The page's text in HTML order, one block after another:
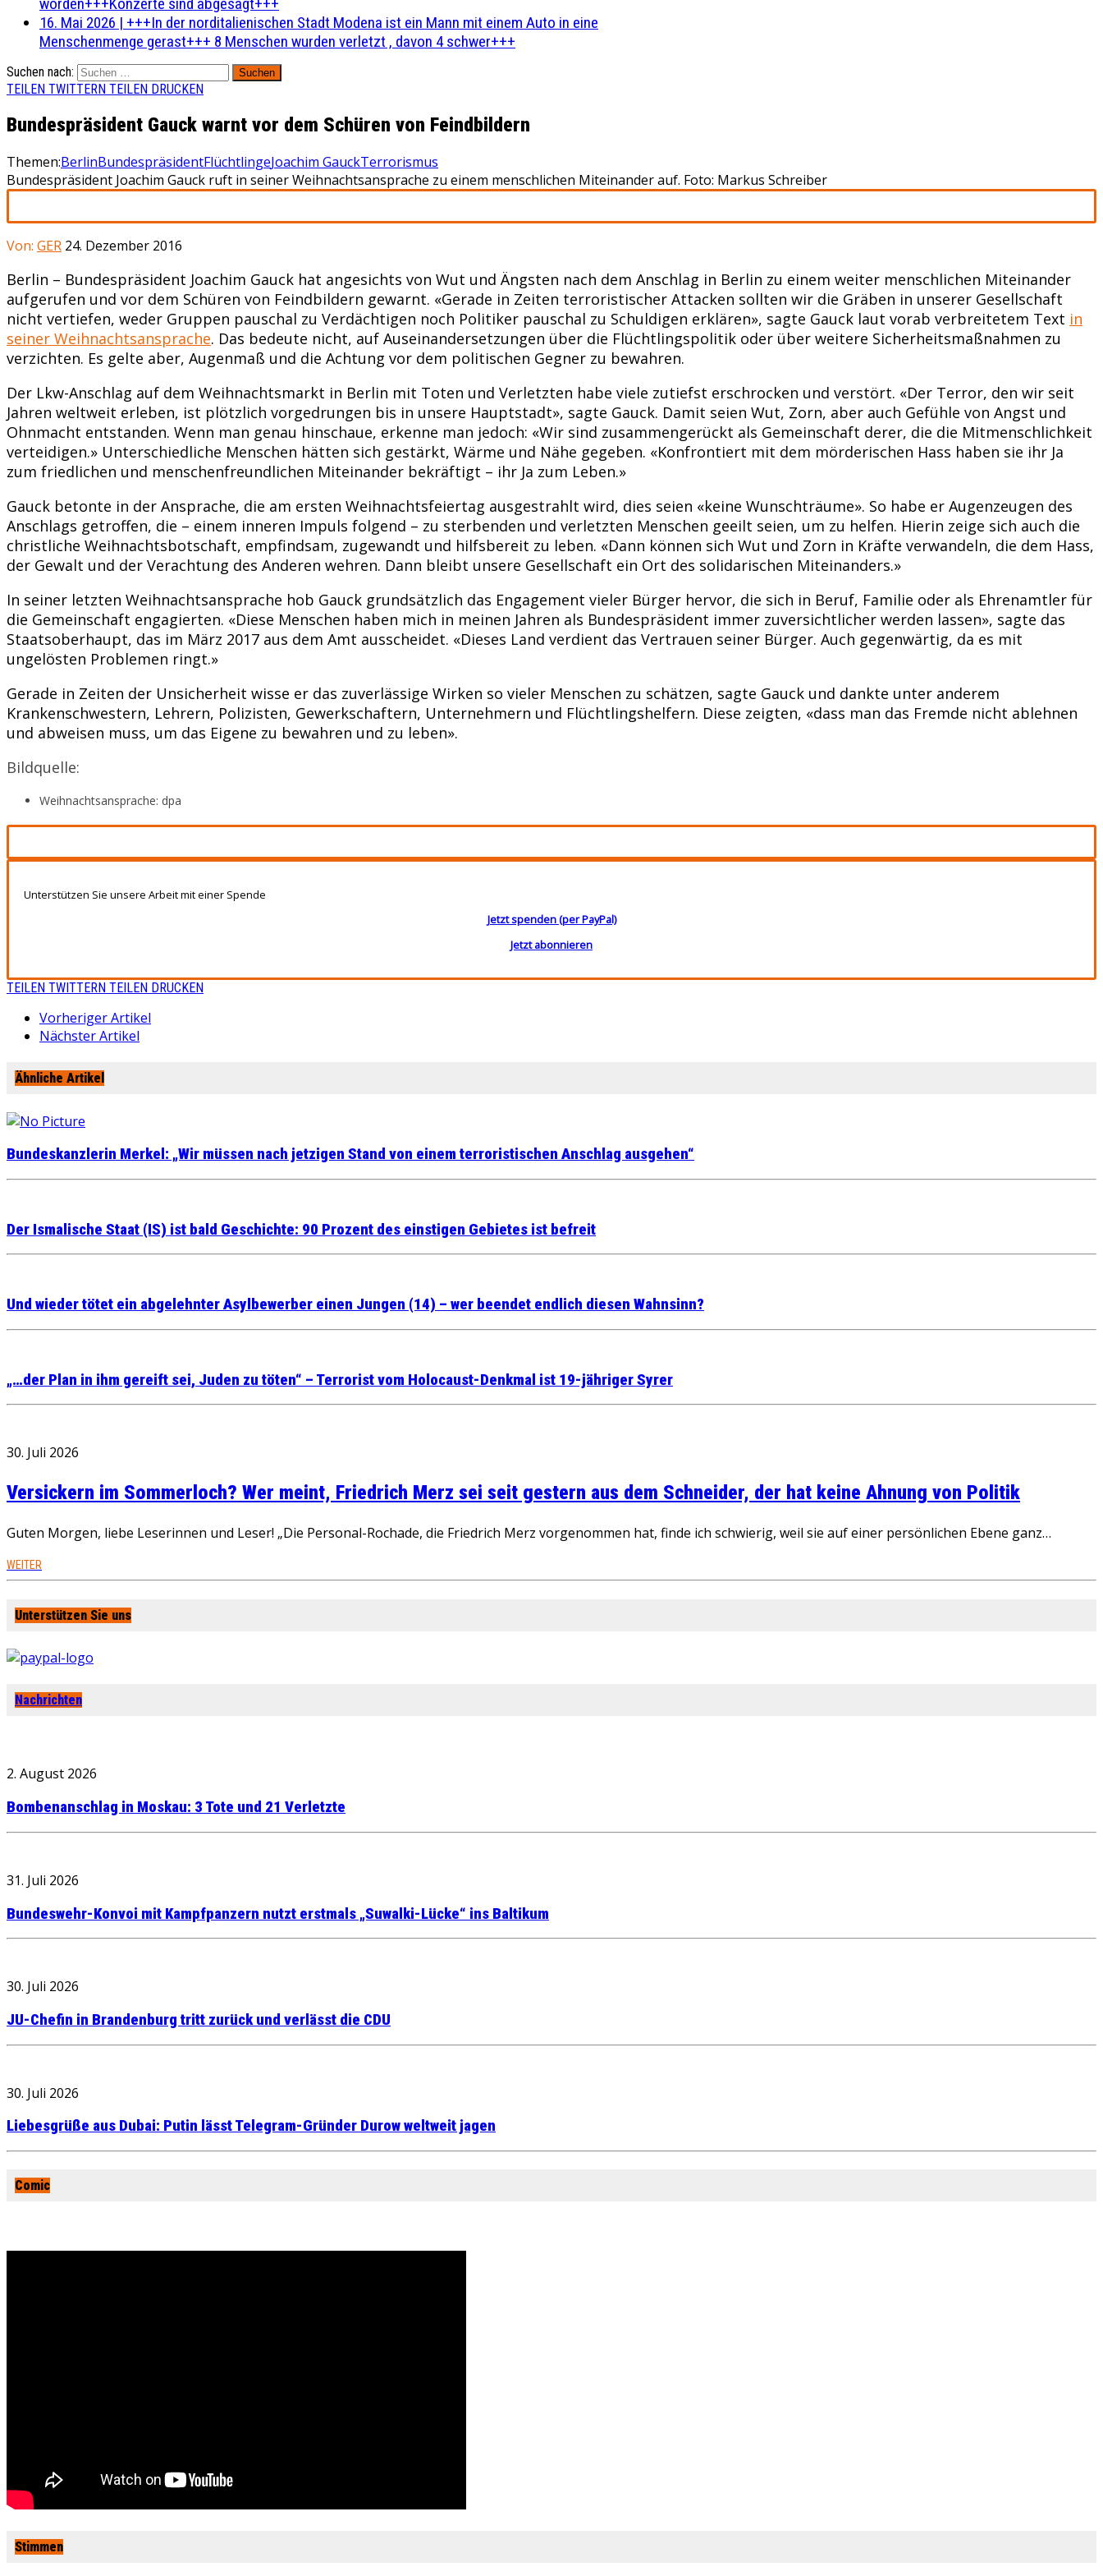
16. Mai 2026 | +++In der norditalienischen Stadt Modena ist ein Mann mit einem Auto in eine
Menschenmenge gerast+++ 8 Menschen wurden verletzt , davon 4 schwer+++
Suchen nach:
TEILEN TWITTERN TEILEN DRUCKEN
Bundespräsident Gauck warnt vor dem Schüren von Feindbildern
Themen:BerlinBundespräsidentFlüchtlingeJoachim GauckTerrorismus
Bundespräsident Joachim Gauck ruft in seiner Weihnachtsansprache zu einem menschlichen Miteinander auf. Foto: Markus Schreiber
Von: GER 24. Dezember 2016
Berlin – Bundespräsident Joachim Gauck hat angesichts von Wut und Ängsten nach dem Anschlag in Berlin zu einem weiter menschlichen Miteinander
aufgerufen und vor dem Schüren von Feindbildern gewarnt. «Gerade in Zeiten terroristischer Attacken sollten wir die Gräben in unserer Gesellschaft
nicht vertiefen, weder Gruppen pauschal zu Verdächtigen noch Politiker pauschal zu Schuldigen erklären», sagte Gauck laut vorab verbreitetem Text in
seiner Weihnachtsansprache. Das bedeute nicht, auf Auseinandersetzungen über die Flüchtlingspolitik oder über weitere Sicherheitsmaßnahmen zu
verzichten. Es gelte aber, Augenmaß und die Achtung vor dem politischen Gegner zu bewahren.
Der Lkw-Anschlag auf dem Weihnachtsmarkt in Berlin mit Toten und Verletzten habe viele zutiefst erschrocken und verstört. «Der Terror, den wir seit
Jahren weltweit erleben, ist plötzlich vorgedrungen bis in unsere Hauptstadt», sagte Gauck. Damit seien Wut, Zorn, aber auch Gefühle von Angst und
Ohnmacht entstanden. Wenn man genau hinschaue, erkenne man jedoch: «Wir sind zusammengerückt als Gemeinschaft derer, die die Mitmenschlichkeit
verteidigen.» Unterschiedliche Menschen hätten sich gestärkt, Wärme und Nähe gegeben. «Konfrontiert mit dem mörderischen Hass haben sie ihr Ja
zum friedlichen und menschenfreundlichen Miteinander bekräftigt – ihr Ja zum Leben.»
Gauck betonte in der Ansprache, die am ersten Weihnachtsfeiertag ausgestrahlt wird, dies seien «keine Wunschträume». So habe er Augenzeugen des
Anschlags getroffen, die – einem inneren Impuls folgend – zu sterbenden und verletzten Menschen geeilt seien, um zu helfen. Hierin zeige sich auch die
christliche Weihnachtsbotschaft, empfindsam, zugewandt und hilfsbereit zu leben. «Dann können sich Wut und Zorn in Kräfte verwandeln, die dem Hass,
der Gewalt und der Verachtung des Anderen wehren. Dann bleibt unsere Gesellschaft ein Ort des solidarischen Miteinanders.»
In seiner letzten Weihnachtsansprache hob Gauck grundsätzlich das Engagement vieler Bürger hervor, die sich in Beruf, Familie oder als Ehrenamtler für
die Gemeinschaft engagierten. «Diese Menschen haben mich in meinen Jahren als Bundespräsident immer zuversichtlicher werden lassen», sagte das
Staatsoberhaupt, das im März 2017 aus dem Amt ausscheidet. «Dieses Land verdient das Vertrauen seiner Bürger. Auch gegenwärtig, da es mit
ungelösten Problemen ringt.»
Gerade in Zeiten der Unsicherheit wisse er das zuverlässige Wirken so vieler Menschen zu schätzen, sagte Gauck und dankte unter anderem
Krankenschwestern, Lehrern, Polizisten, Gewerkschaftern, Unternehmern und Flüchtlingshelfern. Diese zeigten, «dass man das Fremde nicht ablehnen
und abweisen muss, um das Eigene zu bewahren und zu leben».
Bildquelle:
Weihnachtsansprache: dpa
Unterstützen Sie unsere Arbeit mit einer Spende
Jetzt spenden (per PayPal)
Jetzt abonnieren
TEILEN TWITTERN TEILEN DRUCKEN
Vorheriger Artikel
Nächster Artikel
Ähnliche Artikel
Bundeskanzlerin Merkel: „Wir müssen nach jetzigen Stand von einem terroristischen Anschlag ausgehen“
Der Ismalische Staat (IS) ist bald Geschichte: 90 Prozent des einstigen Gebietes ist befreit
Und wieder tötet ein abgelehnter Asylbewerber einen Jungen (14) – wer beendet endlich diesen Wahnsinn?
„…der Plan in ihm gereift sei, Juden zu töten“ – Terrorist vom Holocaust-Denkmal ist 19-jähriger Syrer
30. Juli 2026
Versickern im Sommerloch? Wer meint, Friedrich Merz sei seit gestern aus dem Schneider, der hat keine Ahnung von Politik
Guten Morgen, liebe Leserinnen und Leser! „Die Personal-Rochade, die Friedrich Merz vorgenommen hat, finde ich schwierig, weil sie auf einer persönlichen Ebene ganz…
WEITER
Unterstützen Sie uns
Nachrichten
2. August 2026
Bombenanschlag in Moskau: 3 Tote und 21 Verletzte
31. Juli 2026
Bundeswehr-Konvoi mit Kampfpanzern nutzt erstmals „Suwalki-Lücke“ ins Baltikum
30. Juli 2026
JU-Chefin in Brandenburg tritt zurück und verlässt die CDU
30. Juli 2026
Liebesgrüße aus Dubai: Putin lässt Telegram-Gründer Durow weltweit jagen
Comic
Stimmen